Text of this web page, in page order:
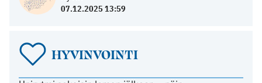
07.12.2025 13:59
HYVINVOINTI